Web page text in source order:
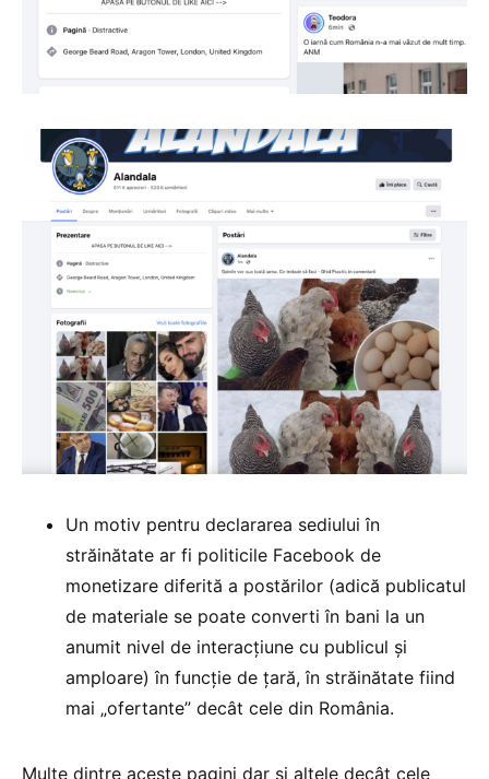
Un motiv pentru declararea sediului în
străinătate ar fi politicile Facebook de
monetizare diferită a postărilor (adică publicatul
de materiale se poate converti în bani la un
anumit nivel de interacțiune cu publicul și
amploare) în funcție de țară, în străinătate fiind
mai „ofertante” decât cele din România.
Multe dintre aceste pagini dar și altele decât cele